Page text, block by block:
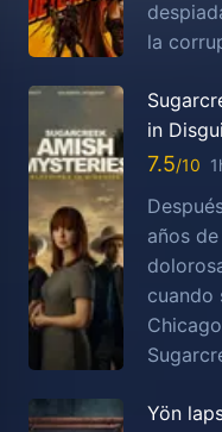
la
in
7.5
años
cuando
Yön